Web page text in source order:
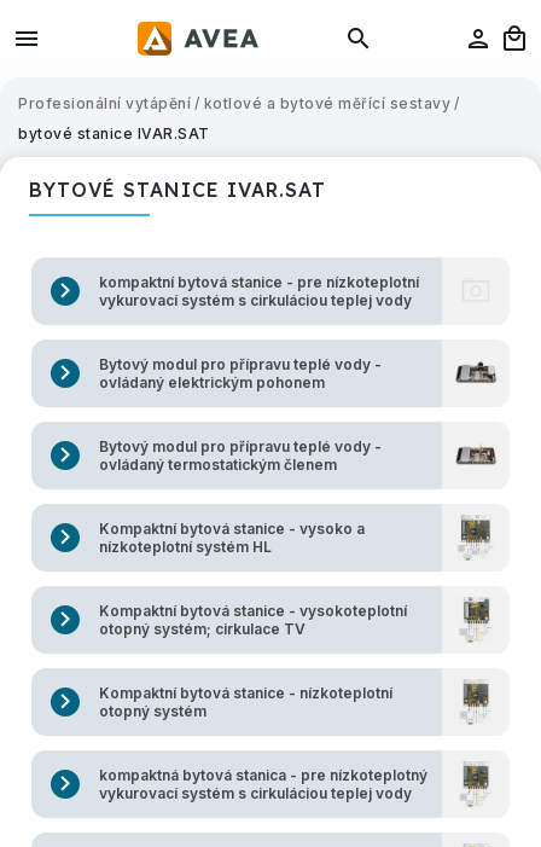
Profesionální vytápění / kotlové a bytové měřící sestavy /
bytové stanice IVAR.SAT
BYTOVÉ STANICE IVAR.SAT
kompaktní bytová stanice - pre nízkoteplotní
vykurovací systém s cirkuláciou teplej vody
Bytový modul pro přípravu teplé vody -
ovládaný elektrickým pohonem
Bytový modul pro přípravu teplé vody -
ovládaný termostatickým členem
Kompaktní bytová stanice - vysoko a
nízkoteplotní systém HL
Kompaktní bytová stanice - vysokoteplotní
otopný systém; cirkulace TV
Kompaktní bytová stanice - nízkoteplotní
otopný systém
kompaktná bytová stanica - pre nízkoteplotný
vykurovací systém s cirkuláciou teplej vody